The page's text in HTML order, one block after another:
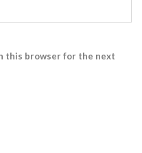
this browser for the next